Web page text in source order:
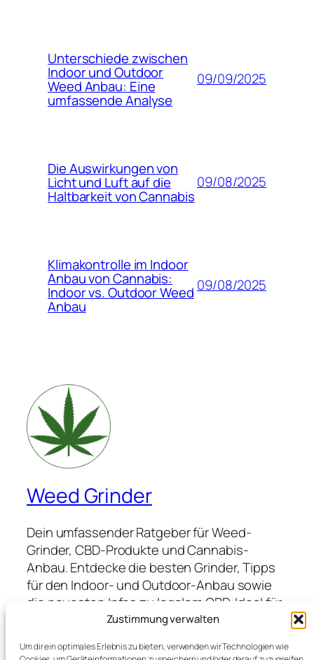
Zustimmung verwalten
Um dir ein optimales Erlebnis zu bieten, verwenden wir Technologien wie
Unterschiede zwischen
Indoor und Outdoor
Weed Anbau: Eine
umfassende Analyse
09/09/2025
Die Auswirkungen von
Licht und Luft auf die
Haltbarkeit von Cannabis
09/08/2025
Klimakontrolle im Indoor
Anbau von Cannabis:
Indoor vs. Outdoor Weed
Anbau
09/08/2025
Weed Grinder
Dein umfassender Ratgeber für Weed-
Grinder, CBD-Produkte und Cannabis-
Anbau. Entdecke die besten Grinder, Tipps
für den Indoor- und Outdoor-Anbau sowie
die neuesten Infos zu legalem CBD. Ideal für
Anfänger und Profis, die hochwertige
profitieren möchten.